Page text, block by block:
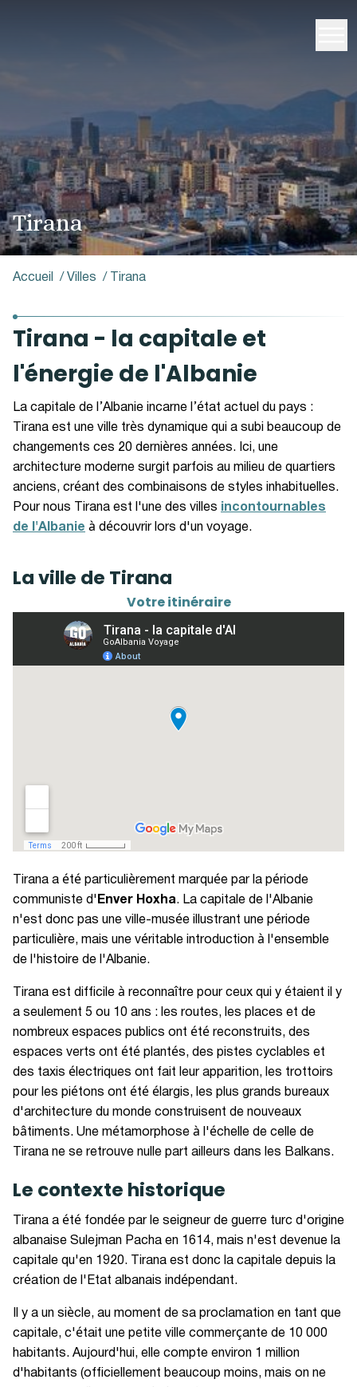
Tirana
Accueil / Villes / Tirana
Tirana - la capitale et
l'énergie de l'Albanie
La capitale de l’Albanie incarne l’état actuel du pays :
Tirana est une ville très dynamique qui a subi beaucoup de
changements ces 20 dernières années. Ici, une
architecture moderne surgit parfois au milieu de quartiers
anciens, créant des combinaisons de styles inhabituelles.
Pour nous Tirana est l'une des villes
incontournables
de l'Albanie à découvrir lors d'un voyage.
La ville de Tirana
Votre itinéraire
Tirana a été particulièrement marquée par la période
communiste d' Enver Hoxha. La capitale de l'Albanie
n'est donc pas une ville-musée illustrant une période
particulière, mais une véritable introduction à l'ensemble
de l'histoire de l'Albanie.
Tirana est difficile à reconnaître pour ceux qui y étaient il y
a seulement 5 ou 10 ans : les routes, les places et de
nombreux espaces publics ont été reconstruits, des
espaces verts ont été plantés, des pistes cyclables et
des taxis électriques ont fait leur apparition, les trottoirs
pour les piétons ont été élargis, les plus grands bureaux
d'architecture du monde construisent de nouveaux
bâtiments. Une métamorphose à l'échelle de celle de
Tirana ne se retrouve nulle part ailleurs dans les Balkans.
Le contexte historique
Tirana a été fondée par le seigneur de guerre turc d'origine
albanaise Sulejman Pacha en 1614, mais n'est devenue la
capitale qu'en 1920. Tirana est donc la capitale depuis la
création de l'Etat albanais indépendant.
Il y a un siècle, au moment de sa proclamation en tant que
capitale, c'était une petite ville commerçante de 10 000
habitants. Aujourd'hui, elle compte environ 1 million
d'habitants (officiellement beaucoup moins, mais on ne